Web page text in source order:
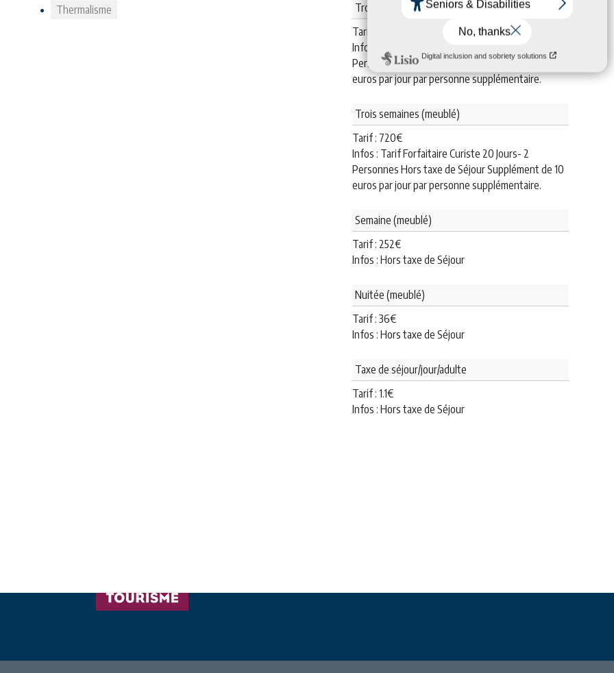
Thermalisme
Trois semaines (meublé)
Tarif :
Infos : Tarif Forfaitaire Curiste 21 Jours- 2
Personnes Hors taxe de Séjour Supplément de 10
euros par jour par personne supplémentaire.
Trois semaines (meublé)
Tarif : 720€
Infos : Tarif Forfaitaire Curiste 20 Jours- 2
Personnes Hors taxe de Séjour Supplément de 10
euros par jour par personne supplémentaire.
Semaine (meublé)
Tarif : 252€
Infos : Hors taxe de Séjour
Nuitée (meublé)
Tarif : 36€
Infos : Hors taxe de Séjour
Taxe de séjour/jour/adulte
Tarif : 1.1€
Infos : Hors taxe de Séjour